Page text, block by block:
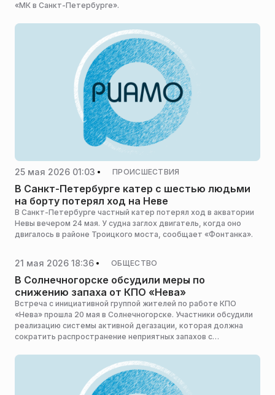
«МК в Санкт-Петербурге».
25 мая 2026 01:03 ПРОИСШЕСТВИЯ
В Санкт-Петербурге катер с шестью людьми
на борту потерял ход на Неве
В Санкт-Петербурге частный катер потерял ход в акватории
Невы вечером 24 мая. У судна заглох двигатель, когда оно
двигалось в районе Троицкого моста, сообщает «Фонтанка».
21 мая 2026 18:36 ОБЩЕСТВО
В Солнечногорске обсудили меры по
снижению запаха от КПО «Нева»
Встреча с инициативной группой жителей по работе КПО
«Нева» прошла 20 мая в Солнечногорске. Участники обсудили
реализацию системы активной дегазации, которая должна
сократить распространение неприятных запахов с
горокруга.